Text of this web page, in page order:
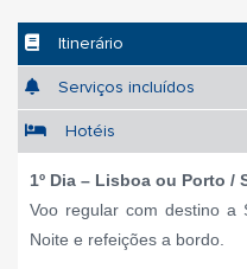
Itinerário
Serviços incluídos
Hotéis
1º Dia – Lisboa ou Porto /
Voo regular com destino a
Noite e refeições a bordo.